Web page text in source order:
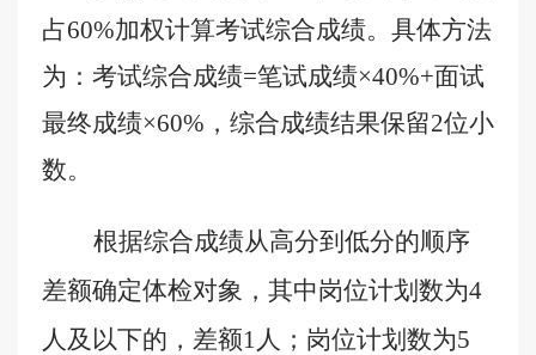
占60%加权计算考试综合成绩。具体方法
为：考试综合成绩=笔试成绩×40%+面试
最终成绩×60% ， 综合成绩结果保留2位小
数。
根据综合成绩从高分到低分的顺序
差额确定体检对象，其中岗位计划数为4
人及以下的，差额1人； 岗位计划数为5